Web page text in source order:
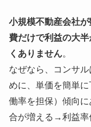
小規模不動産会社
費だけで利益の大
くありません。
なぜなら、コンサ
めに、単価を簡単
働率を担保）傾向
合が増える→利益